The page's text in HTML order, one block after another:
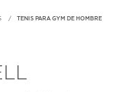
TENIS PARA GYM DE HOMBRE